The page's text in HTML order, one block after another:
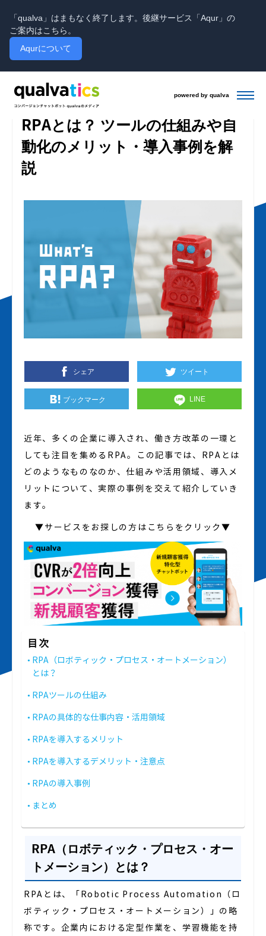
「qualva」はまもなく終了します。後継サービス「Aqur」の
ご案内はこちら。
Aqurについて
powered by qualva
powered by qualva
投稿日:2019.8.21 / 更新日:2024.2.5
RPAとは？ ツールの仕組みや自
動化のメリット・導入事例を解
説
シェア ツイート
ブックマーク LINE
近年、多くの企業に導入され、働き方改革の一環と
しても注目を集めるRPA。この記事では、RPAとは
どのようなものなのか、仕組みや活用領域、導入メ
リットについて、実際の事例を交えて紹介していき
ます。
▼サービスをお探しの方はこちらをクリック▼
目次
RPA（ロボティック・プロセス・オートメーション）
とは？
RPAツールの仕組み
RPAの具体的な仕事内容・活用領域
RPAを導入するメリット
RPAを導入するデメリット・注意点
RPAの導入事例
まとめ
RPA（ロボティック・プロセス・オー
トメーション）とは？
RPAとは、「Robotic Process Automation（ロ
ボティック・プロセス・オートメーション）」の略
称です。企業内における定型作業を、学習機能を持